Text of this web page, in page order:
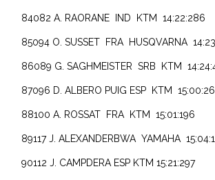
84082 A. RAORANE IND KTM 14:22:286
85094 O. SUSSET FRA HUSQVARNA
86089 G. SAGHMEISTER SRB KTM
87096 D. ALBERO PUIG ESP KTM
88100 A. ROSSAT FRA KTM 15:01:196
89117 J. ALEXANDERBWA YAMAHA
90112 J. CAMPDERA ESP KTM 15:21:297